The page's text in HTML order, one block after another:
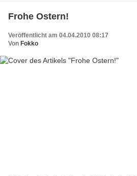
Frohe Ostern!
Veröffentlicht am 04.04.2010 08:17
Von Fokko